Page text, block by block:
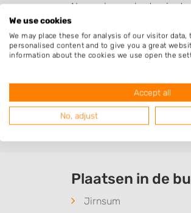
Na werkzaamheden in
door een professional
Grondwerk
Bent u op zoek naar
hiermee helpen. Zoek
Bent u op zoek naar iets
Plaatsen in de
Jirnsum
We use cookies
We may place these for analysis of our visitor
personalised content and to give you a great
information about the cookies we use open the
Accept all
No, adjust